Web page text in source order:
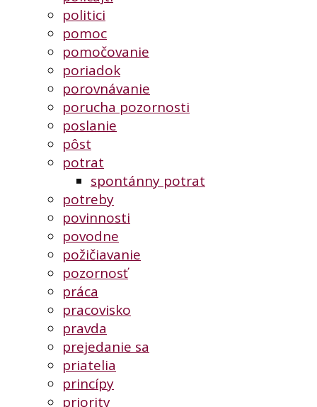
politici
pomoc
pomočovanie
poriadok
porovnávanie
porucha pozornosti
poslanie
pôst
potrat
spontánny potrat
potreby
povinnosti
povodne
požičiavanie
pozornosť
práca
pracovisko
pravda
prejedanie sa
priatelia
princípy
priority